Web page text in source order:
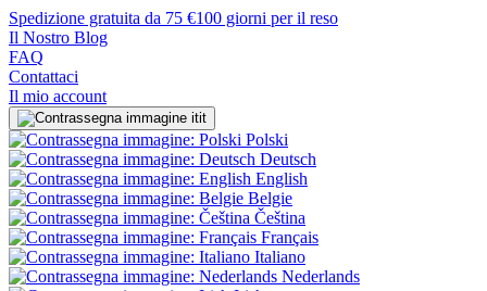
Spedizione gratuita da 75 €100 giorni per il reso
Il Nostro Blog
FAQ
Contattaci
Il mio account
it
Polski
Deutsch
English
Belgie
Čeština
Français
Italiano
Nederlands